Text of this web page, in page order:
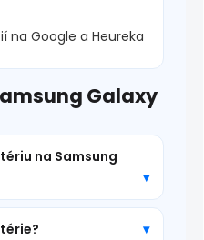
na Google a Heureka
Galaxy
na Samsung